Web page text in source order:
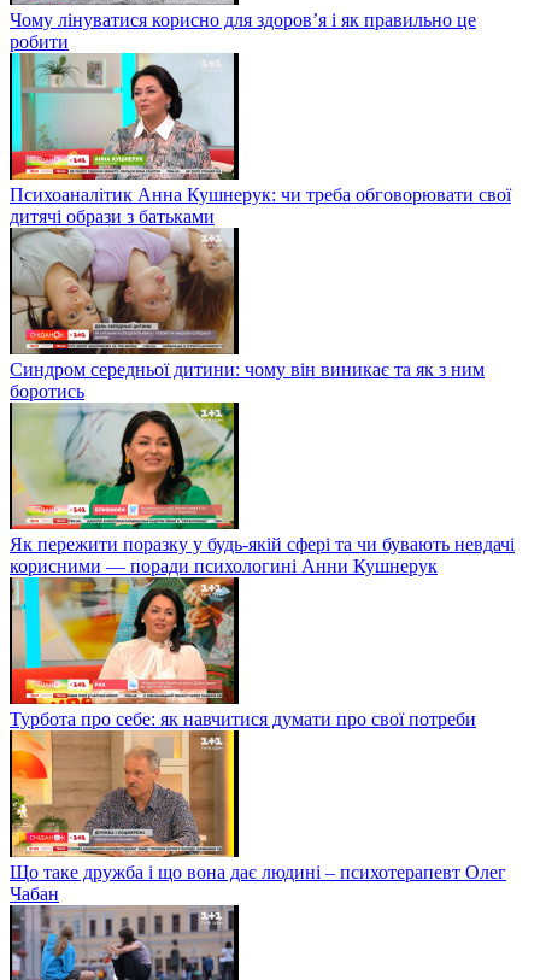
Чому лінуватися корисно для здоров’я і як правильно це
робити
Психоаналітик Анна Кушнерук: чи треба обговорювати свої
дитячі образи з батьками
Синдром середньої дитини: чому він виникає та як з ним
боротись
Як пережити поразку у будь-якій сфері та чи бувають невдачі
корисними — поради психологині Анни Кушнерук
Турбота про себе: як навчитися думати про свої потреби
Що таке дружба і що вона дає людині – психотерапевт Олег
Чабан